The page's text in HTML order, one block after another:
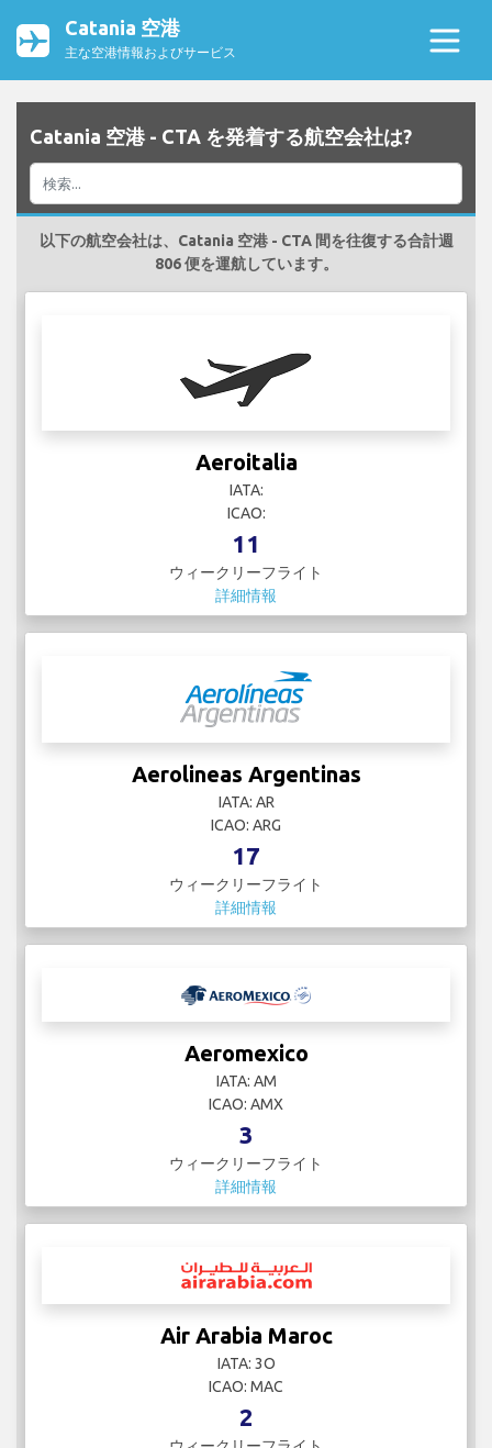
Catania 空港
主な空港情報およびサービス
Catania 空港 - CTA を発着する航空会社は?
以下の航空会社は、Catania 空港 - CTA 間を往復する合計週
806 便を運航しています。
Aeroitalia
IATA:
ICAO:
11
ウィークリーフライト
詳細情報
Aerolineas Argentinas
IATA: AR
ICAO: ARG
17
ウィークリーフライト
詳細情報
Aeromexico
IATA: AM
ICAO: AMX
3
ウィークリーフライト
詳細情報
Air Arabia Maroc
IATA: 3O
ICAO: MAC
2